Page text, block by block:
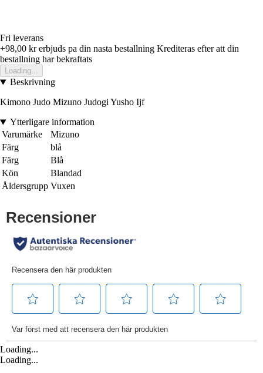
Fri leverans
+98,00 krerbjuds pa din nasta bestallning Krediteras efter att din
bestallning har bekraftats
Loading...
Beskrivning
Kimono Judo Mizuno Judogi Yusho Ijf
Ytterligare information
Varumärke
Mizuno
Färg
blå
Färg
Blå
Kön
Blandad
Åldersgrupp Vuxen
Loading...
Loading...